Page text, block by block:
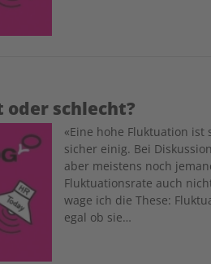
schlecht?
«Eine hohe Fluktuation
sicher einig. Bei
aber meistens noch
Fluktuationsrate auch
wage ich die These:
egal ob sie…